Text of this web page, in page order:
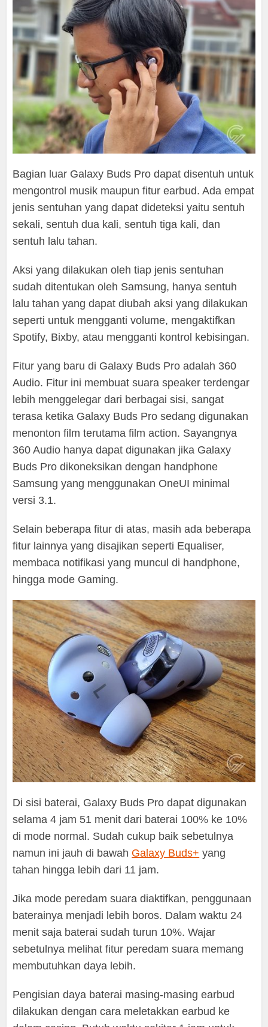
Bagian luar Galaxy Buds Pro dapat disentuh untuk
mengontrol musik maupun fitur earbud. Ada empat
jenis sentuhan yang dapat dideteksi yaitu sentuh
sekali, sentuh dua kali, sentuh tiga kali, dan
sentuh lalu tahan.
Aksi yang dilakukan oleh tiap jenis sentuhan
sudah ditentukan oleh Samsung, hanya sentuh
lalu tahan yang dapat diubah aksi yang dilakukan
seperti untuk mengganti volume, mengaktifkan
Spotify, Bixby, atau mengganti kontrol kebisingan.
Fitur yang baru di Galaxy Buds Pro adalah 360
Audio. Fitur ini membuat suara speaker terdengar
lebih menggelegar dari berbagai sisi, sangat
terasa ketika Galaxy Buds Pro sedang digunakan
menonton film terutama film action. Sayangnya
360 Audio hanya dapat digunakan jika Galaxy
Buds Pro dikoneksikan dengan handphone
Samsung yang menggunakan OneUI minimal
versi 3.1.
Selain beberapa fitur di atas, masih ada beberapa
fitur lainnya yang disajikan seperti Equaliser,
membaca notifikasi yang muncul di handphone,
hingga mode Gaming.
Di sisi baterai, Galaxy Buds Pro dapat digunakan
selama 4 jam 51 menit dari baterai 100% ke 10%
di mode normal. Sudah cukup baik sebetulnya
namun ini jauh di bawah Galaxy Buds+ yang
tahan hingga lebih dari 11 jam.
Jika mode peredam suara diaktifkan, penggunaan
baterainya menjadi lebih boros. Dalam waktu 24
menit saja baterai sudah turun 10%. Wajar
sebetulnya melihat fitur peredam suara memang
membutuhkan daya lebih.
Pengisian daya baterai masing-masing earbud
dilakukan dengan cara meletakkan earbud ke